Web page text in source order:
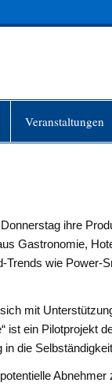
Veranstaltungen
ihre
Gastronomie,
Trends wie Power-
mit
ist ein Pilotprojekt
die
Abnehmer